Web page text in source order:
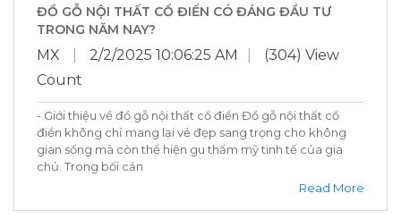
ĐỒ GỖ NỘI THẤT CỔ ĐIỂN CÓ ĐÁNG ĐẦU TƯ
TRONG NĂM NAY?
MX 2/2/2025 10:06:25 AM
(304) View
Count
- Giới thiệu về đồ gỗ nội thất cổ điển Đồ gỗ nội thất cổ
điển không chỉ mang lại vẻ đẹp sang trọng cho không
gian sống mà còn thể hiện gu thẩm mỹ tinh tế của gia
chủ. Trong bối cản
Read More